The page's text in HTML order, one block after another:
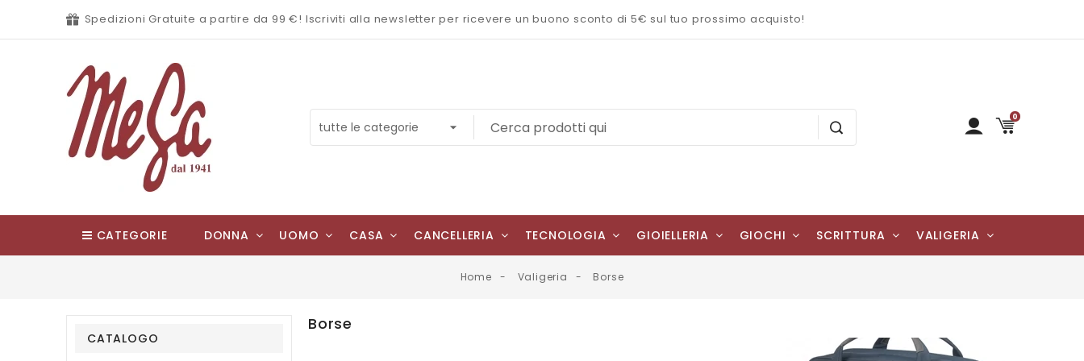
Spedizioni Gratuite a partire da 99 €! Iscriviti alla newsletter per ricevere un buono sconto di 5€ sul tuo prossimo acquisto!
0
CATEGORIE DONNA UOMO CASA CANCELLERIA TECNOLOGIA GIOIELLERIA GIOCHI SCRITTURA VALIGERIA
Home Valigeria Borse
CATALOGO
Borse